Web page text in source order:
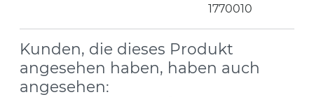
1770010
Kunden, die dieses Produkt
angesehen haben, haben auch
angesehen: